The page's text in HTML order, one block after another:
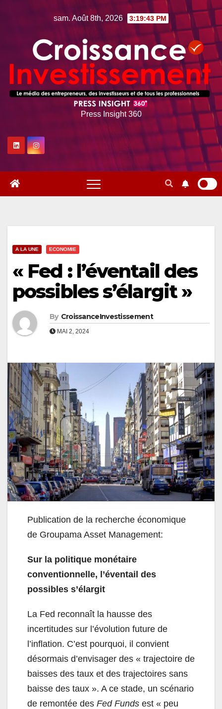
sam. Août 8th, 2026 3:19:44 PM
Press Insight 360
A LA UNE ECONOMIE
« Fed : l’éventail des
possibles s’élargit »
By CroissanceInvestissement
MAI 2, 2024
Publication de la recherche économique
de Groupama Asset Management:
Sur la politique monétaire
conventionnelle, l’éventail des
possibles s’élargit
La Fed reconnaît la hausse des
incertitudes sur l’évolution future de
l’inflation. C’est pourquoi, il convient
désormais d’envisager des « trajectoire de
baisses des taux et des trajectoires sans
baisse des taux ». A ce stade, un scénario
de remontée des Fed Funds est « peu